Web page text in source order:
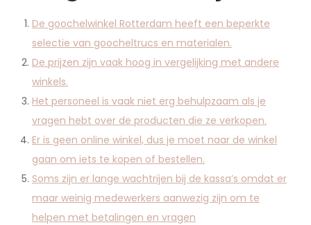
De goochelwinkel Rotterdam heeft een beperkte
selectie van goocheltrucs en materialen.
De prijzen zijn vaak hoog in vergelijking met andere
winkels.
Het personeel is vaak niet erg behulpzaam als je
vragen hebt over de producten die ze verkopen.
Er is geen online winkel, dus je moet naar de winkel
gaan om iets te kopen of bestellen.
Soms zijn er lange wachtrijen bij de kassa’s omdat er
maar weinig medewerkers aanwezig zijn om te
helpen met betalingen en vragen